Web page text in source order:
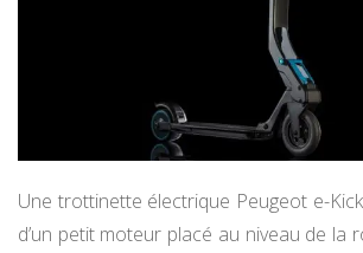
Une trottinette électrique Peugeot e-
d’un petit moteur placé au niveau de la